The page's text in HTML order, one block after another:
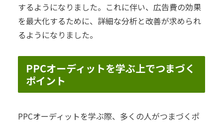
するようになりました。これに伴い、広告費の効果
を最大化するために、詳細な分析と改善が求められ
るようになりました。
PPCオーディットを学ぶ上でつまづく
ポイント
PPCオーディットを学ぶ際、多くの人がつまづくポ